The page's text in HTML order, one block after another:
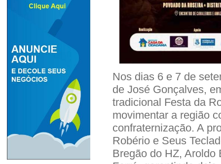
Nos dias 6 e 7 de
de José Gonçalves,
tradicional Festa da
movimentar a região
confraternização. A
Robério e Seus
Bregão do HZ,